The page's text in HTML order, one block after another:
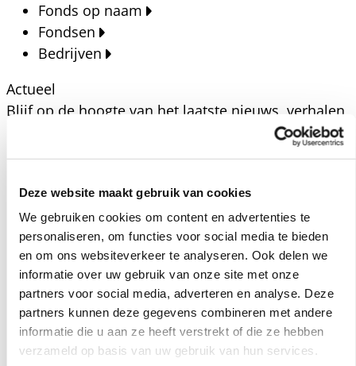
Deze website maakt gebruik van cookies
We gebruiken cookies om content en advertenties te
personaliseren, om functies voor social media te bieden
en om ons websiteverkeer te analyseren. Ook delen we
informatie over uw gebruik van onze site met onze
partners voor social media, adverteren en analyse. Deze
partners kunnen deze gegevens combineren met andere
informatie die u aan ze heeft verstrekt of die ze hebben
verzameld op basis van uw gebruik van hun services.
Fonds op naam
Fondsen
Bedrijven
Actueel
Blijf op de hoogte van het laatste nieuws, verhalen,
publicaties en ontwikkelingen rondom Kansfonds
Nieuwsberichten
Nieuws
Verhalen
Beeldbanken
Foto's bestaanszekerheid
Foto's dak- en thuisloosheid
Agenda
Agenda